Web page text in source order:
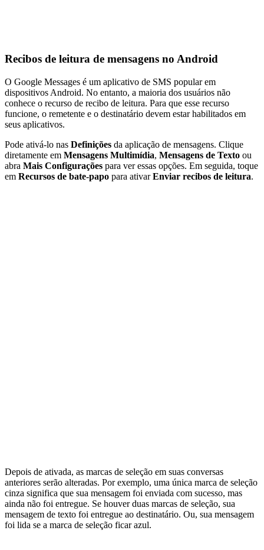
Recibos de leitura de mensagens no Android
O Google Messages é um aplicativo de SMS popular em
dispositivos Android. No entanto, a maioria dos usuários não
conhece o recurso de recibo de leitura. Para que esse recurso
funcione, o remetente e o destinatário devem estar habilitados em
seus aplicativos.
Pode ativá-lo nas Definições da aplicação de mensagens. Clique
diretamente em Mensagens Multimídia, Mensagens de Texto ou
abra Mais Configurações para ver essas opções. Em seguida, toque
em Recursos de bate-papo para ativarEnviar recibos de leitura.
Depois de ativada, as marcas de seleção em suas conversas
anteriores serão alteradas. Por exemplo, uma única marca de seleção
cinza significa que sua mensagem foi enviada com sucesso, mas
ainda não foi entregue. Se houver duas marcas de seleção, sua
mensagem de texto foi entregue ao destinatário. Ou, sua mensagem
foi lida se a marca de seleção ficar azul.